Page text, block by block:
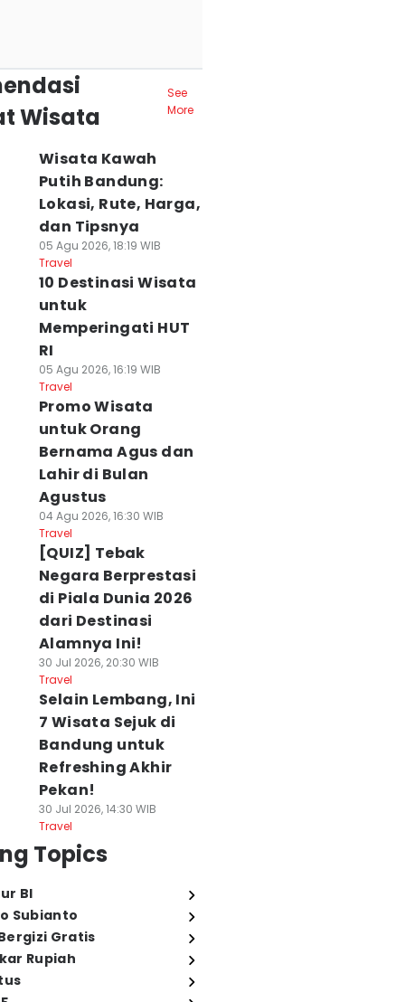
Wisata
See
More
Wisata Kawah
Putih Bandung:
Lokasi, Rute, Harga,
dan Tipsnya
05 Agu 2026, 18:19 WIB
Travel
10 Destinasi Wisata
untuk
Memperingati HUT
RI
05 Agu 2026, 16:19 WIB
Travel
Promo Wisata
untuk Orang
Bernama Agus dan
Lahir di Bulan
Agustus
04 Agu 2026, 16:30 WIB
Travel
[QUIZ] Tebak
Negara Berprestasi
di Piala Dunia 2026
dari Destinasi
Alamnya Ini!
30 Jul 2026, 20:30 WIB
Travel
Selain Lembang, Ini
7 Wisata Sejuk di
Bandung untuk
Refreshing Akhir
Pekan!
30 Jul 2026, 14:30 WIB
Travel
Topics
BI
Subianto
Gratis
Rupiah